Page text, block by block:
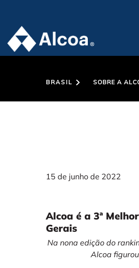
BRASIL SOBRE A
15 de junho de 2022
Alcoa é a 3ª
Gerais
Na nona edição do
Alcoa